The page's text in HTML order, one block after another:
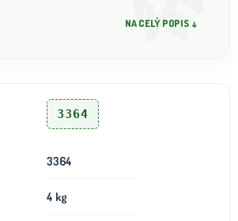
NA CELÝ POPIS ↓
3364
3364
4 kg